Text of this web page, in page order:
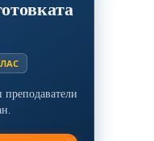
преподаватели